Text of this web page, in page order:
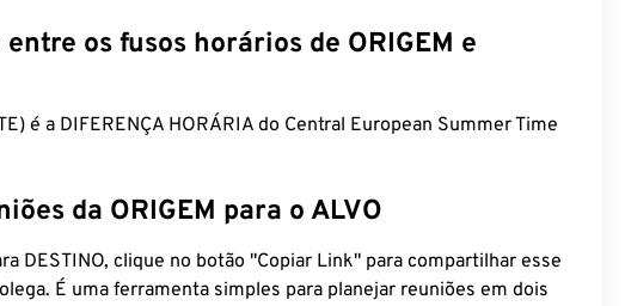
os fusos horários de ORIGEM e
é a DIFERENÇA HORÁRIA do Central European Summer Time
da ORIGEM para o ALVO
DESTINO, clique no botão "Copiar Link" para compartilhar esse
É uma ferramenta simples para planejar reuniões em dois